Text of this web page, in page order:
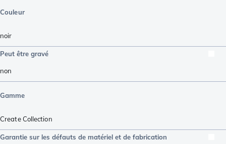
Couleur
noir
Peut être gravé
non
Gamme
Create Collection
Garantie sur les défauts de matériel et de fabrication